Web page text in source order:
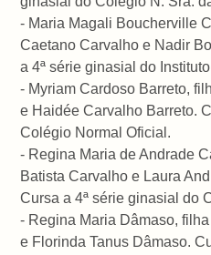
- Maria Magali Boucherville
Caetano Carvalho e Nadir
a 4ª série ginasial do
- Myriam Cardoso Barreto,
e Haidée Carvalho Barreto.
Colégio Normal Oficial.
- Regina Maria de Andrade
Batista Carvalho e Laura
Cursa a 4ª série ginasial do
- Regina Maria Dâmaso,
e Florinda Tanus Dâmaso.